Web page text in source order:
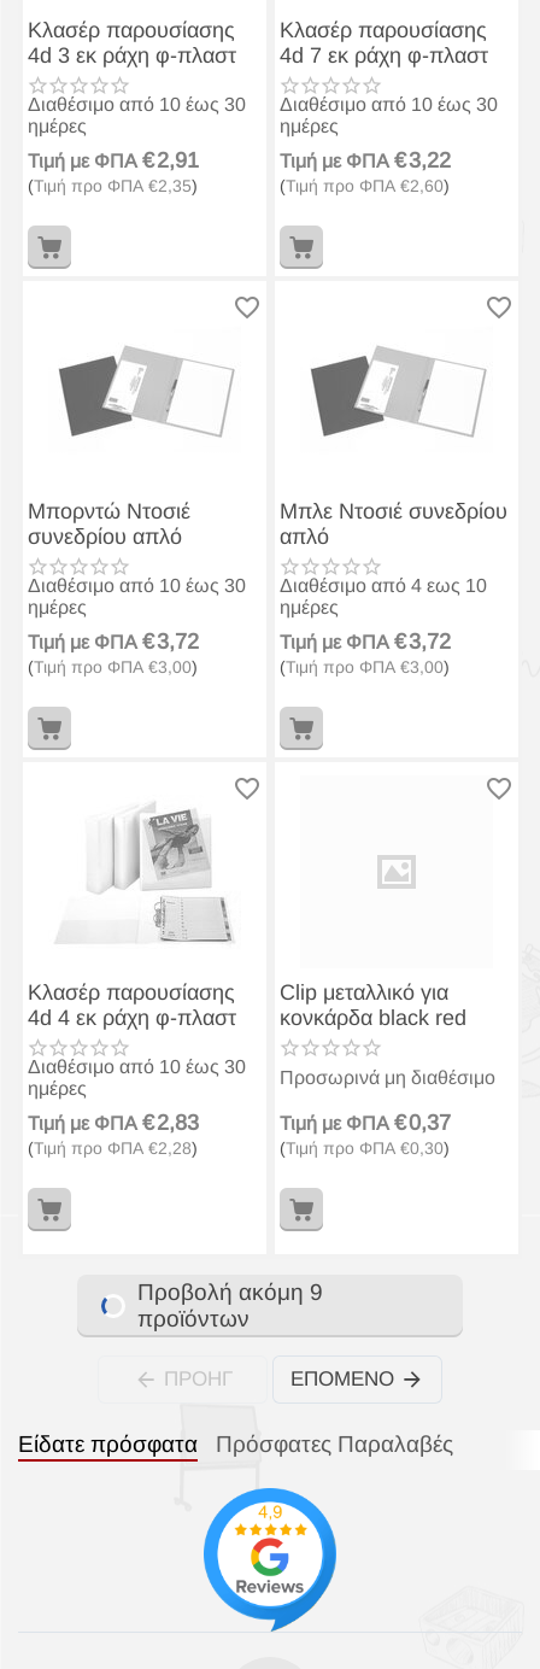
Κλασέρ παρουσίασης
4d 3 εκ ράχη φ-πλαστ
Διαθέσιμο από 10 έως 30
ημέρες
Τιμή με ΦΠΑ €2,91
(Τιμή προ ΦΠΑ €2,35)
Κλασέρ παρουσίασης
4d 7 εκ ράχη φ-πλαστ
Διαθέσιμο από 10 έως 30
ημέρες
Τιμή με ΦΠΑ €3,22
(Τιμή προ ΦΠΑ €2,60)
Μπορντώ Ντοσιέ
συνεδρίου απλό
Διαθέσιμο από 10 έως 30
ημέρες
Τιμή με ΦΠΑ €3,72
(Τιμή προ ΦΠΑ €3,00)
Μπλε Ντοσιέ συνεδρίου
απλό
Διαθέσιμο από 4 εως 10
ημέρες
Τιμή με ΦΠΑ €3,72
(Τιμή προ ΦΠΑ €3,00)
Κλασέρ παρουσίασης
4d 4 εκ ράχη φ-πλαστ
Διαθέσιμο από 10 έως 30
ημέρες
Τιμή με ΦΠΑ €2,83
(Τιμή προ ΦΠΑ €2,28)
Clip μεταλλικό για
κονκάρδα black red
Προσωρινά μη διαθέσιμο
Τιμή με ΦΠΑ €0,37
(Τιμή προ ΦΠΑ €0,30)
Προβολή ακόμη 9
προϊόντων
ΠΡΟΗΓ ΕΠΌΜΕΝΟ
Είδατε πρόσφατα Πρόσφατες Παραλαβές